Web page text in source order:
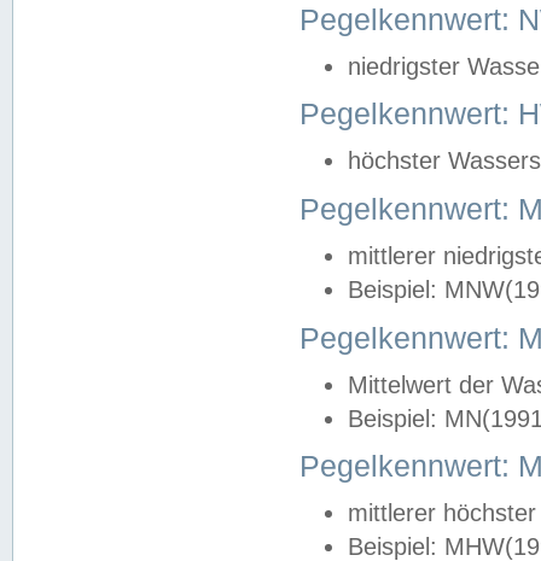
Pegelkennwert:
niedrigster
Pegelkennwert:
höchster
Pegelkennwert:
mittlerer
Beispiel:
Pegelkennwert:
Mittelwert der
Beispiel:
Pegelkennwert:
mittlerer
Beispiel: